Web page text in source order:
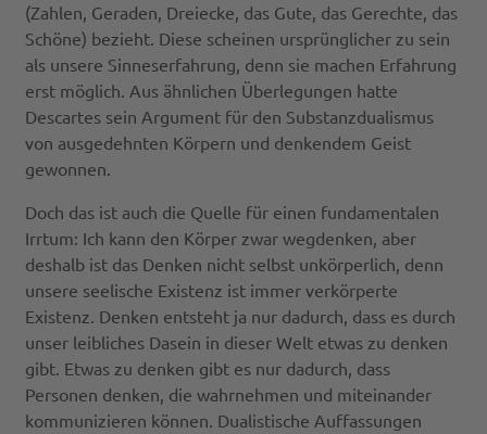
(Zahlen, Geraden, Dreiecke, das Gute, das Gerechte, das
Schöne) bezieht. Diese scheinen ursprünglicher zu sein
als unsere Sinneserfahrung, denn sie machen Erfahrung
erst möglich. Aus ähnlichen Überlegungen hatte
Descartes sein Argument für den Substanzdualismus
von ausgedehnten Körpern und denkendem Geist
gewonnen.
Doch das ist auch die Quelle für einen fundamentalen
Irrtum: Ich kann den Körper zwar wegdenken, aber
deshalb ist das Denken nicht selbst unkörperlich, denn
unsere seelische Existenz ist immer verkörperte
Existenz. Denken entsteht ja nur dadurch, dass es durch
unser leibliches Dasein in dieser Welt etwas zu denken
gibt. Etwas zu denken gibt es nur dadurch, dass
Personen denken, die wahrnehmen und miteinander
kommunizieren können. Dualistische Auffassungen